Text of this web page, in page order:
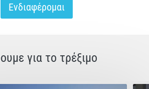
Ενδιαφέρομαι
για το τρέξιμο